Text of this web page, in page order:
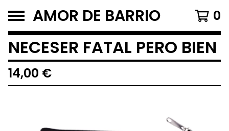
AMOR DE BARRIO 0
NECESER FATAL PERO BIEN
14,00 €